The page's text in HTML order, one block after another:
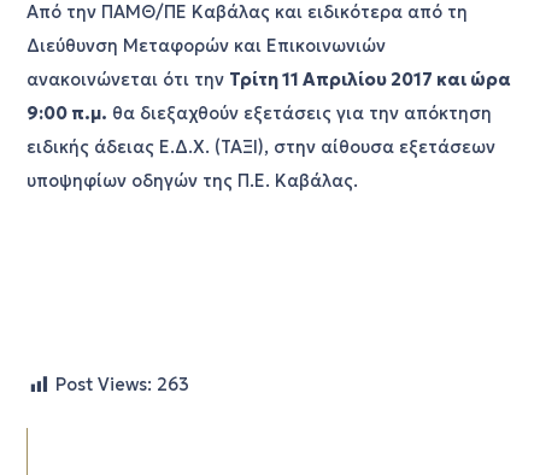
Από την ΠΑΜΘ/ΠΕ Καβάλας και ειδικότερα από τη
Διεύθυνση Μεταφορών και Επικοινωνιών
ανακοινώνεται ότι την Τρίτη 11 Απριλίου 2017 και ώρα
9:00 π.μ. θα διεξαχθούν εξετάσεις για την απόκτηση
ειδικής άδειας Ε.Δ.Χ. (ΤΑΞΙ), στην αίθουσα εξετάσεων
υποψηφίων οδηγών της Π.Ε. Καβάλας.
Post Views: 263